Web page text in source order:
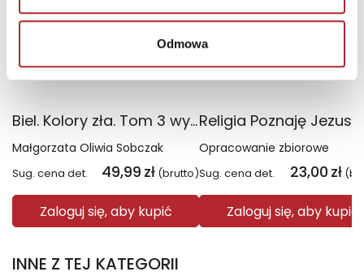
Odmowa
Biel. Kolory zła. Tom 3 wyd. 2025
Małgorzata Oliwia Sobczak
Sug. cena det. 49,99 zł (brutto)
Zaloguj się, aby kupić
Opracowanie zbiorowe
Sug. cena det. 23,00 zł
Zaloguj się, aby kupić
INNE Z TEJ KATEGORII